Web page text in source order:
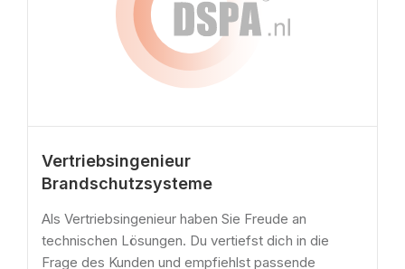
Vertriebsingenieur
Brandschutzsysteme
Als Vertriebsingenieur haben Sie Freude an
technischen Lösungen. Du vertiefst dich in die
Frage des Kunden und empfiehlst passende